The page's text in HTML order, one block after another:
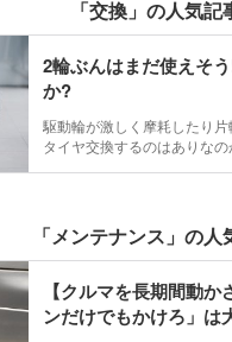
「交換」の人気記
2輪ぶんはまだ使えそ
か?
駆動輪が激しく摩耗したり
タイヤ交換するのはありな
「メンテナンス」の人
【クルマを長期間動
ンだけでもかけろ」は